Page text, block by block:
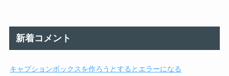
新着コメント
キャプションボックスを作ろうとするとエラーになる